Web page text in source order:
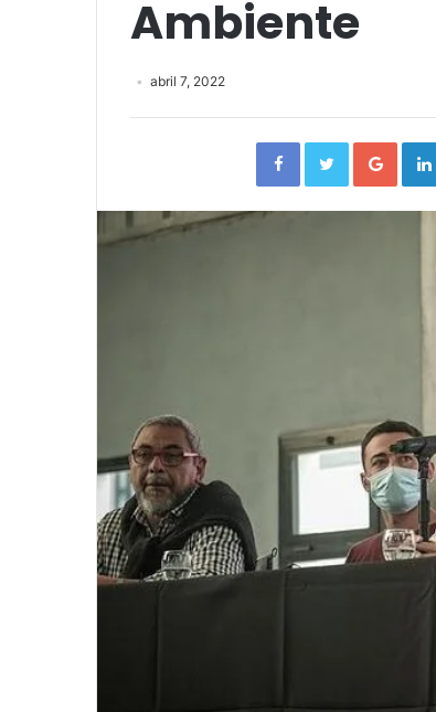
Ambiente
abril 7, 2022
FacebookTwitter